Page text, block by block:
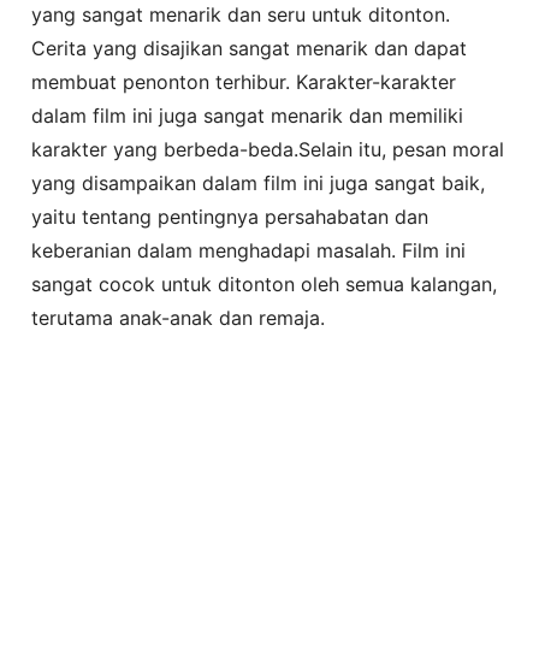
yang sangat menarik dan seru untuk ditonton.
Cerita yang disajikan sangat menarik dan dapat
membuat penonton terhibur. Karakter-karakter
dalam film ini juga sangat menarik dan memiliki
karakter yang berbeda-beda.Selain itu, pesan moral
yang disampaikan dalam film ini juga sangat baik,
yaitu tentang pentingnya persahabatan dan
keberanian dalam menghadapi masalah. Film ini
sangat cocok untuk ditonton oleh semua kalangan,
terutama anak-anak dan remaja.